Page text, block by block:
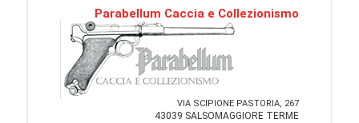
Parabellum Caccia e Collezionismo
VIA SCIPIONE PASTORIA, 267
43039 SALSOMAGGIORE TERME